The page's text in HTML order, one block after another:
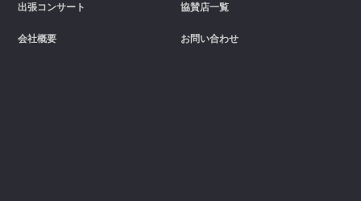
出張コンサート 協賛店一覧
会社概要 お問い合わせ